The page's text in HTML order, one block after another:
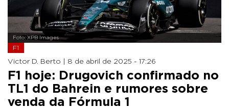
Foto: XPB Images
F1
Victor D. Berto | 8 de abril de 2025 - 17:26
F1 hoje: Drugovich confirmado no
TL1 do Bahrein e rumores sobre
venda da Fórmula 1